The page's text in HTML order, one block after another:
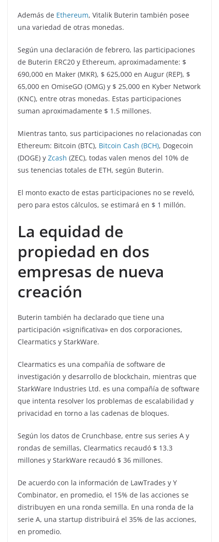
Además de Ethereum, Vitalik Buterin también posee
una variedad de otras monedas.
Según una declaración de febrero, las participaciones
de Buterin ERC20 y Ethereum, aproximadamente: $
690,000 en Maker (MKR), $ 625,000 en Augur (REP), $
65,000 en OmiseGO (OMG) y $ 25,000 en Kyber Network
(KNC), entre otras monedas. Estas participaciones
suman aproximadamente $ 1.5 millones.
Mientras tanto, sus participaciones no relacionadas con
Ethereum: Bitcoin (BTC), Bitcoin Cash (BCH), Dogecoin
(DOGE) y Zcash (ZEC), todas valen menos del 10% de
sus tenencias totales de ETH, según Buterin.
El monto exacto de estas participaciones no se reveló,
pero para estos cálculos, se estimará en $ 1 millón.
La equidad de
propiedad en dos
empresas de nueva
creación
Buterin también ha declarado que tiene una
participación «significativa» en dos corporaciones,
Clearmatics y StarkWare.
Clearmatics es una compañía de software de
investigación y desarrollo de blockchain, mientras que
StarkWare Industries Ltd. es una compañía de software
que intenta resolver los problemas de escalabilidad y
privacidad en torno a las cadenas de bloques.
Según los datos de Crunchbase, entre sus series A y
rondas de semillas, Clearmatics recaudó $ 13.3
millones y StarkWare recaudó $ 36 millones.
De acuerdo con la información de LawTrades y Y
Combinator, en promedio, el 15% de las acciones se
distribuyen en una ronda semilla. En una ronda de la
serie A, una startup distribuirá el 35% de las acciones,
en promedio.